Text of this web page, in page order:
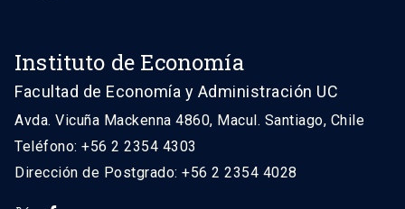
Instituto de Economía
Facultad de Economía y Administración UC
Avda. Vicuña Mackenna 4860, Macul. Santiago, Chile
Teléfono: +56 2 2354 4303
Dirección de Postgrado: +56 2 2354 4028